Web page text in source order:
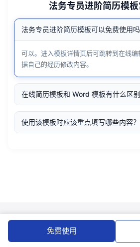
法务专员进阶简历模
法务专员进阶简历模板可以免费使用吗
可以。进入模板详情页后可跳转到在线
据自己的经历修改内容。
在线简历模板和 Word 模板有什么区别
使用该模板时应该重点填写哪些内容？
免费使用